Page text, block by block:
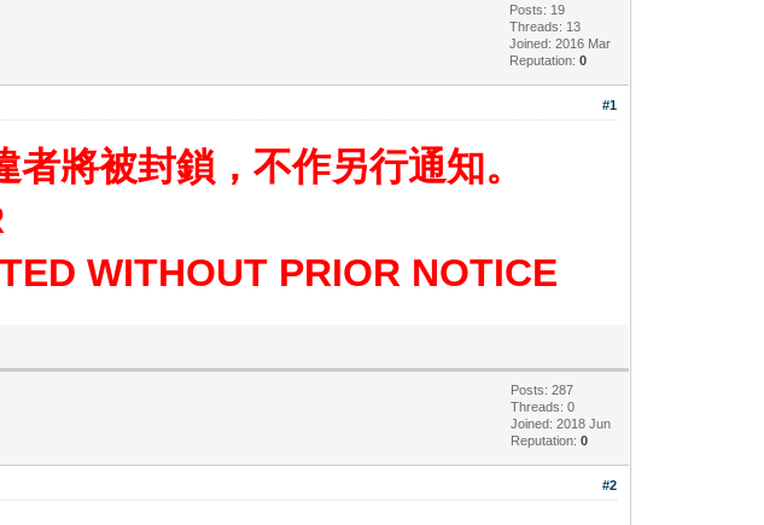
Posts: 19
Threads: 13
Joined: 2016 Mar
Reputation:0
#1
將被封鎖，不作另行通知。
WITHOUT PRIOR NOTICE
Posts: 287
Threads: 0
Joined: 2018 Jun
Reputation:0
#2